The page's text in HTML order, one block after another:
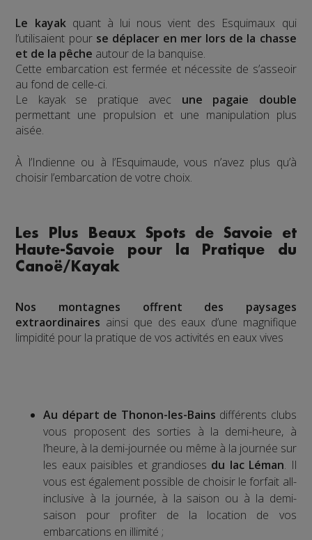
Le kayakquant à lui nous vient des Esquimaux qui
l’utilisaient pourse déplacer en mer lors de la chasse
et de la pêche autour de la banquise.
Cette embarcation est fermée et nécessite de s’asseoir
au fond de celle-ci.
Le kayak se pratique avec une pagaie double
permettant une propulsion et une manipulation plus
aisée.
À l’Indienne ou à l’Esquimaude, vous n’avez plus qu’à
choisir l’embarcation de votre choix.
Les Plus Beaux Spots de Savoie et
Haute-Savoie pour la Pratique du
Canoë/Kayak
Nos montagnes offrent des paysages
extraordinaires ainsi que des eaux d’une magnifique
limpidité pour la pratique de vos activités en eaux vives
Au départ de Thonon-les-Bains différents clubs
vous proposent des sorties à la demi-heure, à
l’heure, à la demi-journée ou même à la journée sur
les eaux paisibles et grandioses du lac Léman. Il
vous est également possible de choisir le forfait all-
inclusive à la journée, à la saison ou à la demi-
saison pour profiter de la location de vos
embarcations en illimité ;